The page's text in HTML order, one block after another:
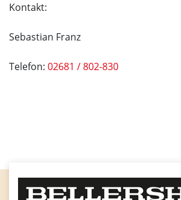
Kontakt:
Sebastian Franz
Telefon: 02681 / 802-830